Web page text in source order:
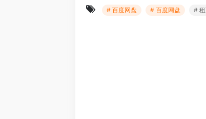
# 百度网盘 # 百度网盘 #